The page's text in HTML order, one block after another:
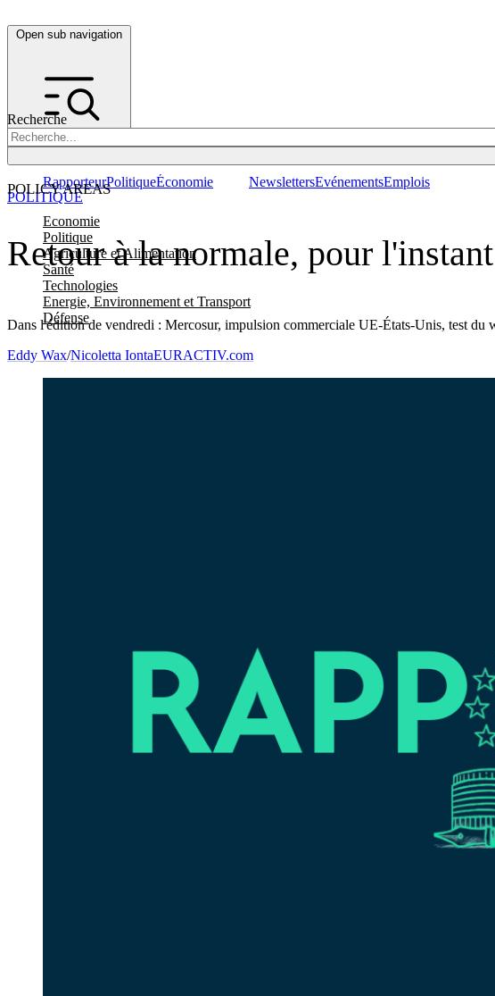
Open sub navigation
Recherche
POLICY AREAS
Economie
Politique
Agriculture et Alimentation
Santé
Technologies
Energie, Environnement et Transport
Défense
RapporteurPolitiqueÉconomie NewslettersEvénementsEmplois
Retour à la normale, pour l'instant
Dans l'édition de vendredi : Mercosur, impulsion commerciale UE-États-Unis, test
POLITIQUE
Eddy Wax/Nicoletta IontaEURACTIV.com